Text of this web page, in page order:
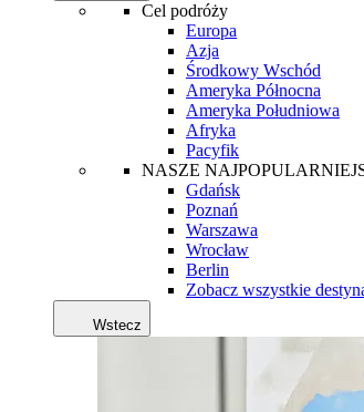
Cel podróży
Europa
Azja
Środkowy Wschód
Ameryka Północna
Ameryka Południowa
Afryka
Pacyfik
NASZE
Gdańsk
Poznań
Warszawa
Wrocław
Berlin
Zobacz wszystkie
Wstecz